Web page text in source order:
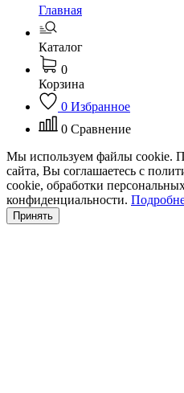
Главная
Каталог
0
Корзина
0 Избранное
0 Сравнение
Мы используем файлы cookie.
сайта, Вы соглашаетесь с
cookie, обработки
конфиденциальности.
Принять